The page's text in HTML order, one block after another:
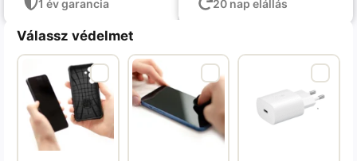
1 év garancia 20 nap elállás
Válassz védelmet